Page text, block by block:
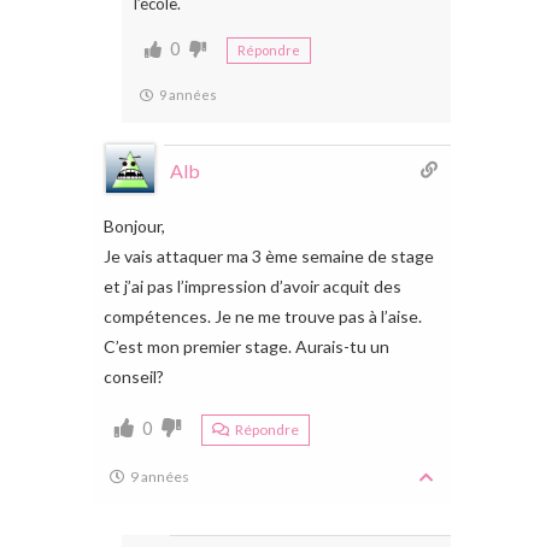
0 Répondre
9 années
Alb
Bonjour,
Je vais attaquer ma 3 ème semaine de stage
et j’ai pas l’impression d’avoir acquit des
compétences. Je ne me trouve pas à l’aise.
C’est mon premier stage. Aurais-tu un
conseil?
0 Répondre
9 années